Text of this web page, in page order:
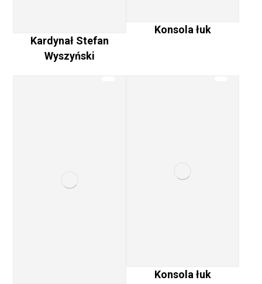
Kardynał Stefan
Wyszyński
Konsola łuk
Konsola łuk